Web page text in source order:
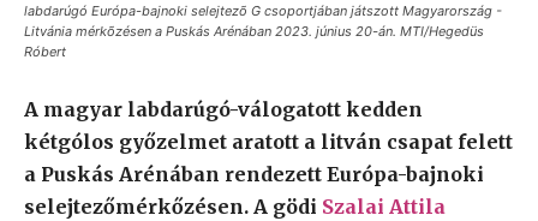
labdarúgó Európa-bajnoki selejtezõ G csoportjában játszott Magyarország -
Litvánia mérkõzésen a Puskás Arénában 2023. június 20-án. MTI/Hegedüs
Róbert
A magyar labdarúgó-válogatott kedden
kétgólos győzelmet aratott a litván csapat felett
a Puskás Arénában rendezett Európa-bajnoki
selejtezőmérkőzésen. A gödi Szalai Attila